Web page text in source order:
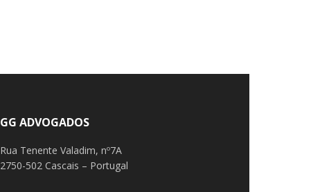
GG ADVOGADOS
Rua Tenente Valadim, nº7A
2750-502 Cascais – Portugal